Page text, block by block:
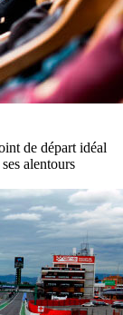
de départ idéal
alentours